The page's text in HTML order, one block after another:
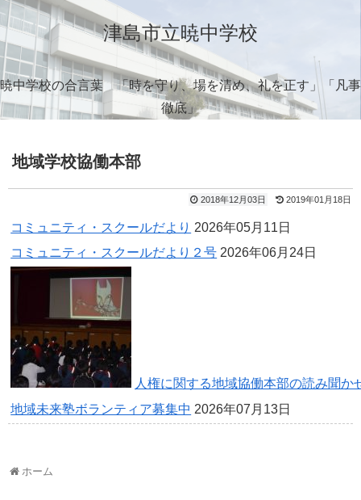
津島市立暁中学校
暁中学校の合言葉 「時を守り、場を清め、礼を正す」「凡事
徹底」
地域学校協働本部
2018年12月03日 2019年01月18日
コミュニティ・スクールだより 2026年05月11日
コミュニティ・スクールだより２号 2026年06月24日
人権に関する地域協働本部の読み聞か
地域未来塾ボランティア募集中 2026年07月13日
ホーム